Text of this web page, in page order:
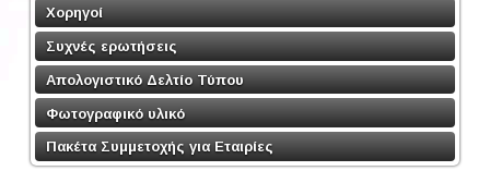
Χορηγοί
Συχνές ερωτήσεις
Απολογιστικό Δελτίο Τύπου
Φωτογραφικό υλικό
Πακέτα Συμμετοχής για Εταιρίες